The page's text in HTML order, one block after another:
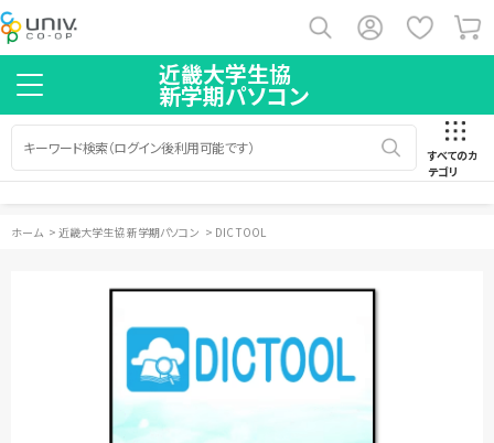
近畿大学生協
新学期パソコン
すべてのカ
テゴリ
ホーム > 近畿大学生協 新学期パソコン > DIC TOOL